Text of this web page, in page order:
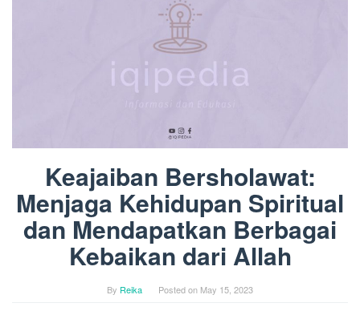
Keajaiban Bersholawat:
Menjaga Kehidupan Spiritual
dan Mendapatkan Berbagai
Kebaikan dari Allah
By Reika Posted on May 15, 2023